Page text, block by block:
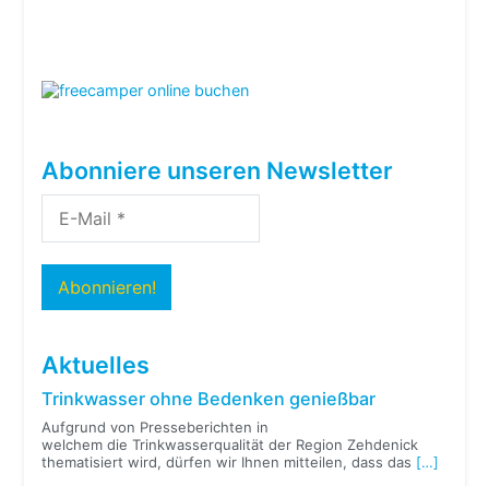
Abonniere unseren Newsletter
Aktuelles
Trinkwasser ohne Bedenken genießbar
Aufgrund von Presseberichten in
welchem die Trinkwasserqualität der Region Zehdenick
thematisiert wird, dürfen wir Ihnen mitteilen, dass das […]